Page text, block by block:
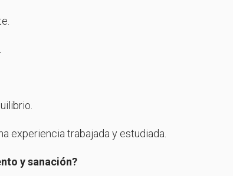
experiencia trabajada y estudiada.
y sanación?